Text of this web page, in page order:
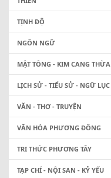
TỊNH ĐỘ
NGÔN NGỮ
MẬT TÔNG - KIM CANG THỪA
LỊCH SỬ - TIỂU SỬ - NGỮ LỤC
VĂN - THƠ - TRUYỆN
VĂN HÓA PHƯƠNG ĐÔNG
TRI THỨC PHƯƠNG TÂY
TẠP CHÍ - NỘI SAN - KỶ YẾU